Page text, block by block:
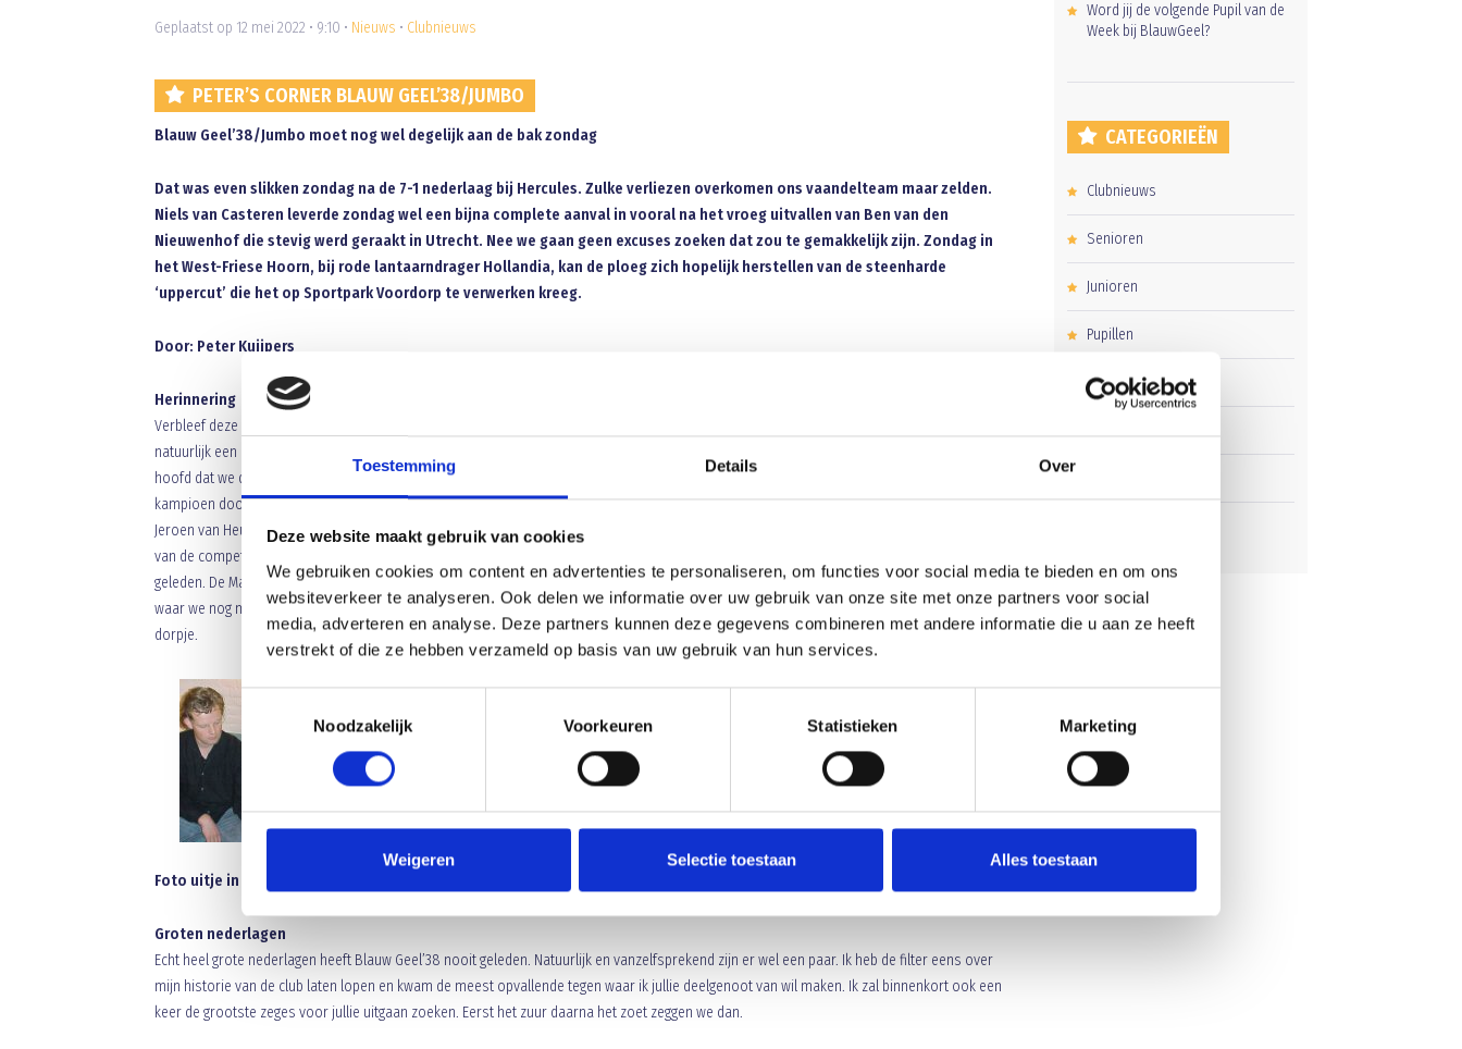
Toestemming Details Over
Deze website maakt gebruik van cookies
We gebruiken cookies om content en advertenties te personaliseren, om functies voor social media te bieden en om ons
websiteverkeer te analyseren. Ook delen we informatie over uw gebruik van onze site met onze partners voor social
media, adverteren en analyse. Deze partners kunnen deze gegevens combineren met andere informatie die u aan ze heeft
verstrekt of die ze hebben verzameld op basis van uw gebruik van hun services.
Noodzakelijk
Voorkeuren Statistieken Marketing
Weigeren Selectie toestaan Alles toestaan
Geplaatst op 12 mei 2022 • 9:10 • Nieuws • Clubnieuws
PETER’S CORNER BLAUW GEEL’38/JUMBO
Blauw Geel’38/Jumbo moet nog wel degelijk aan de bak zondag
Dat was even slikken zondag na de 7-1 nederlaag bij Hercules. Zulke verliezen overkomen ons vaandelteam maar zelden.
Niels van Casteren leverde zondag wel een bijna complete aanval in vooral na het vroeg uitvallen van Ben van den
Nieuwenhof die stevig werd geraakt in Utrecht. Nee we gaan geen excuses zoeken dat zou te gemakkelijk zijn. Zondag in
het West-Friese Hoorn, bij rode lantaarndrager Hollandia, kan de ploeg zich hopelijk herstellen van de steenharde
‘uppercut’ die het op Sportpark Voordorp te verwerken kreeg.
Door: Peter Kuijpers
Herinnering
Verbleef deze week een paar dagen op de Roompot in Arcen bij het Thermaal bad. Mooie omgeving en lekker om te wandelen, fietsen en
natuurlijk een duik in het warme en geneeskrachtige (dé zeggu zu doar) water van het zwembad daar. Plots schoten herinneringen door mijn
hoofd dat we daar op diezelfde plek 22 jaar geleden ook waren. Het was een wat bizarre situatie. In April 2000 werd Blauw Geel’38
kampioen door een 1-4 overwinning bij RKJVV er volgde een grandioos feest. Een week later kantelde de sfeer 180 graden nadat spelers
Jeroen van Heugten en topscorer Alexander van der Hofstad dodelijk verongelukte op Paaszaterdag. Het geplande weekendje aan het einde
van de competitie stond al vast al hing er wel een grote schaduw over dat weekend. Arcen was niet veel veranderd in vergelijk met 22 jaar
geleden. De Maas schitterde nog als vanouds en kronkelde zich nog altijd een weg langs het dorp. De cafés op het pleintje waren er ook nog
waar we nog menig biertje naar binnen hebben geschoven. Hoe bizar en onwerkelijk eigenlijk of de tijd had stil gestaan in dit Limburgse
dorpje.
Foto uitje in mei 2000 naar Arcen
Groten nederlagen
Echt heel grote nederlagen heeft Blauw Geel’38 nooit geleden. Natuurlijk en vanzelfsprekend zijn er wel een paar. Ik heb de filter eens over
mijn historie van de club laten lopen en kwam de meest opvallende tegen waar ik jullie deelgenoot van wil maken. Ik zal binnenkort ook een
keer de grootste zeges voor jullie uitgaan zoeken. Eerst het zuur daarna het zoet zeggen we dan.
Word jij de volgende Pupil van de
Week bij BlauwGeel?
CATEGORIEËN
Clubnieuws
Senioren
Junioren
Pupillen
Dames